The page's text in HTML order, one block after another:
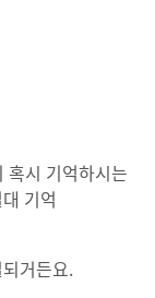
혹시 기억하시는
기억
거든요.